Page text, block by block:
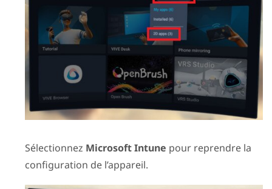
Sélectionnez Microsoft Intune pour reprendre la
configuration de l’appareil.